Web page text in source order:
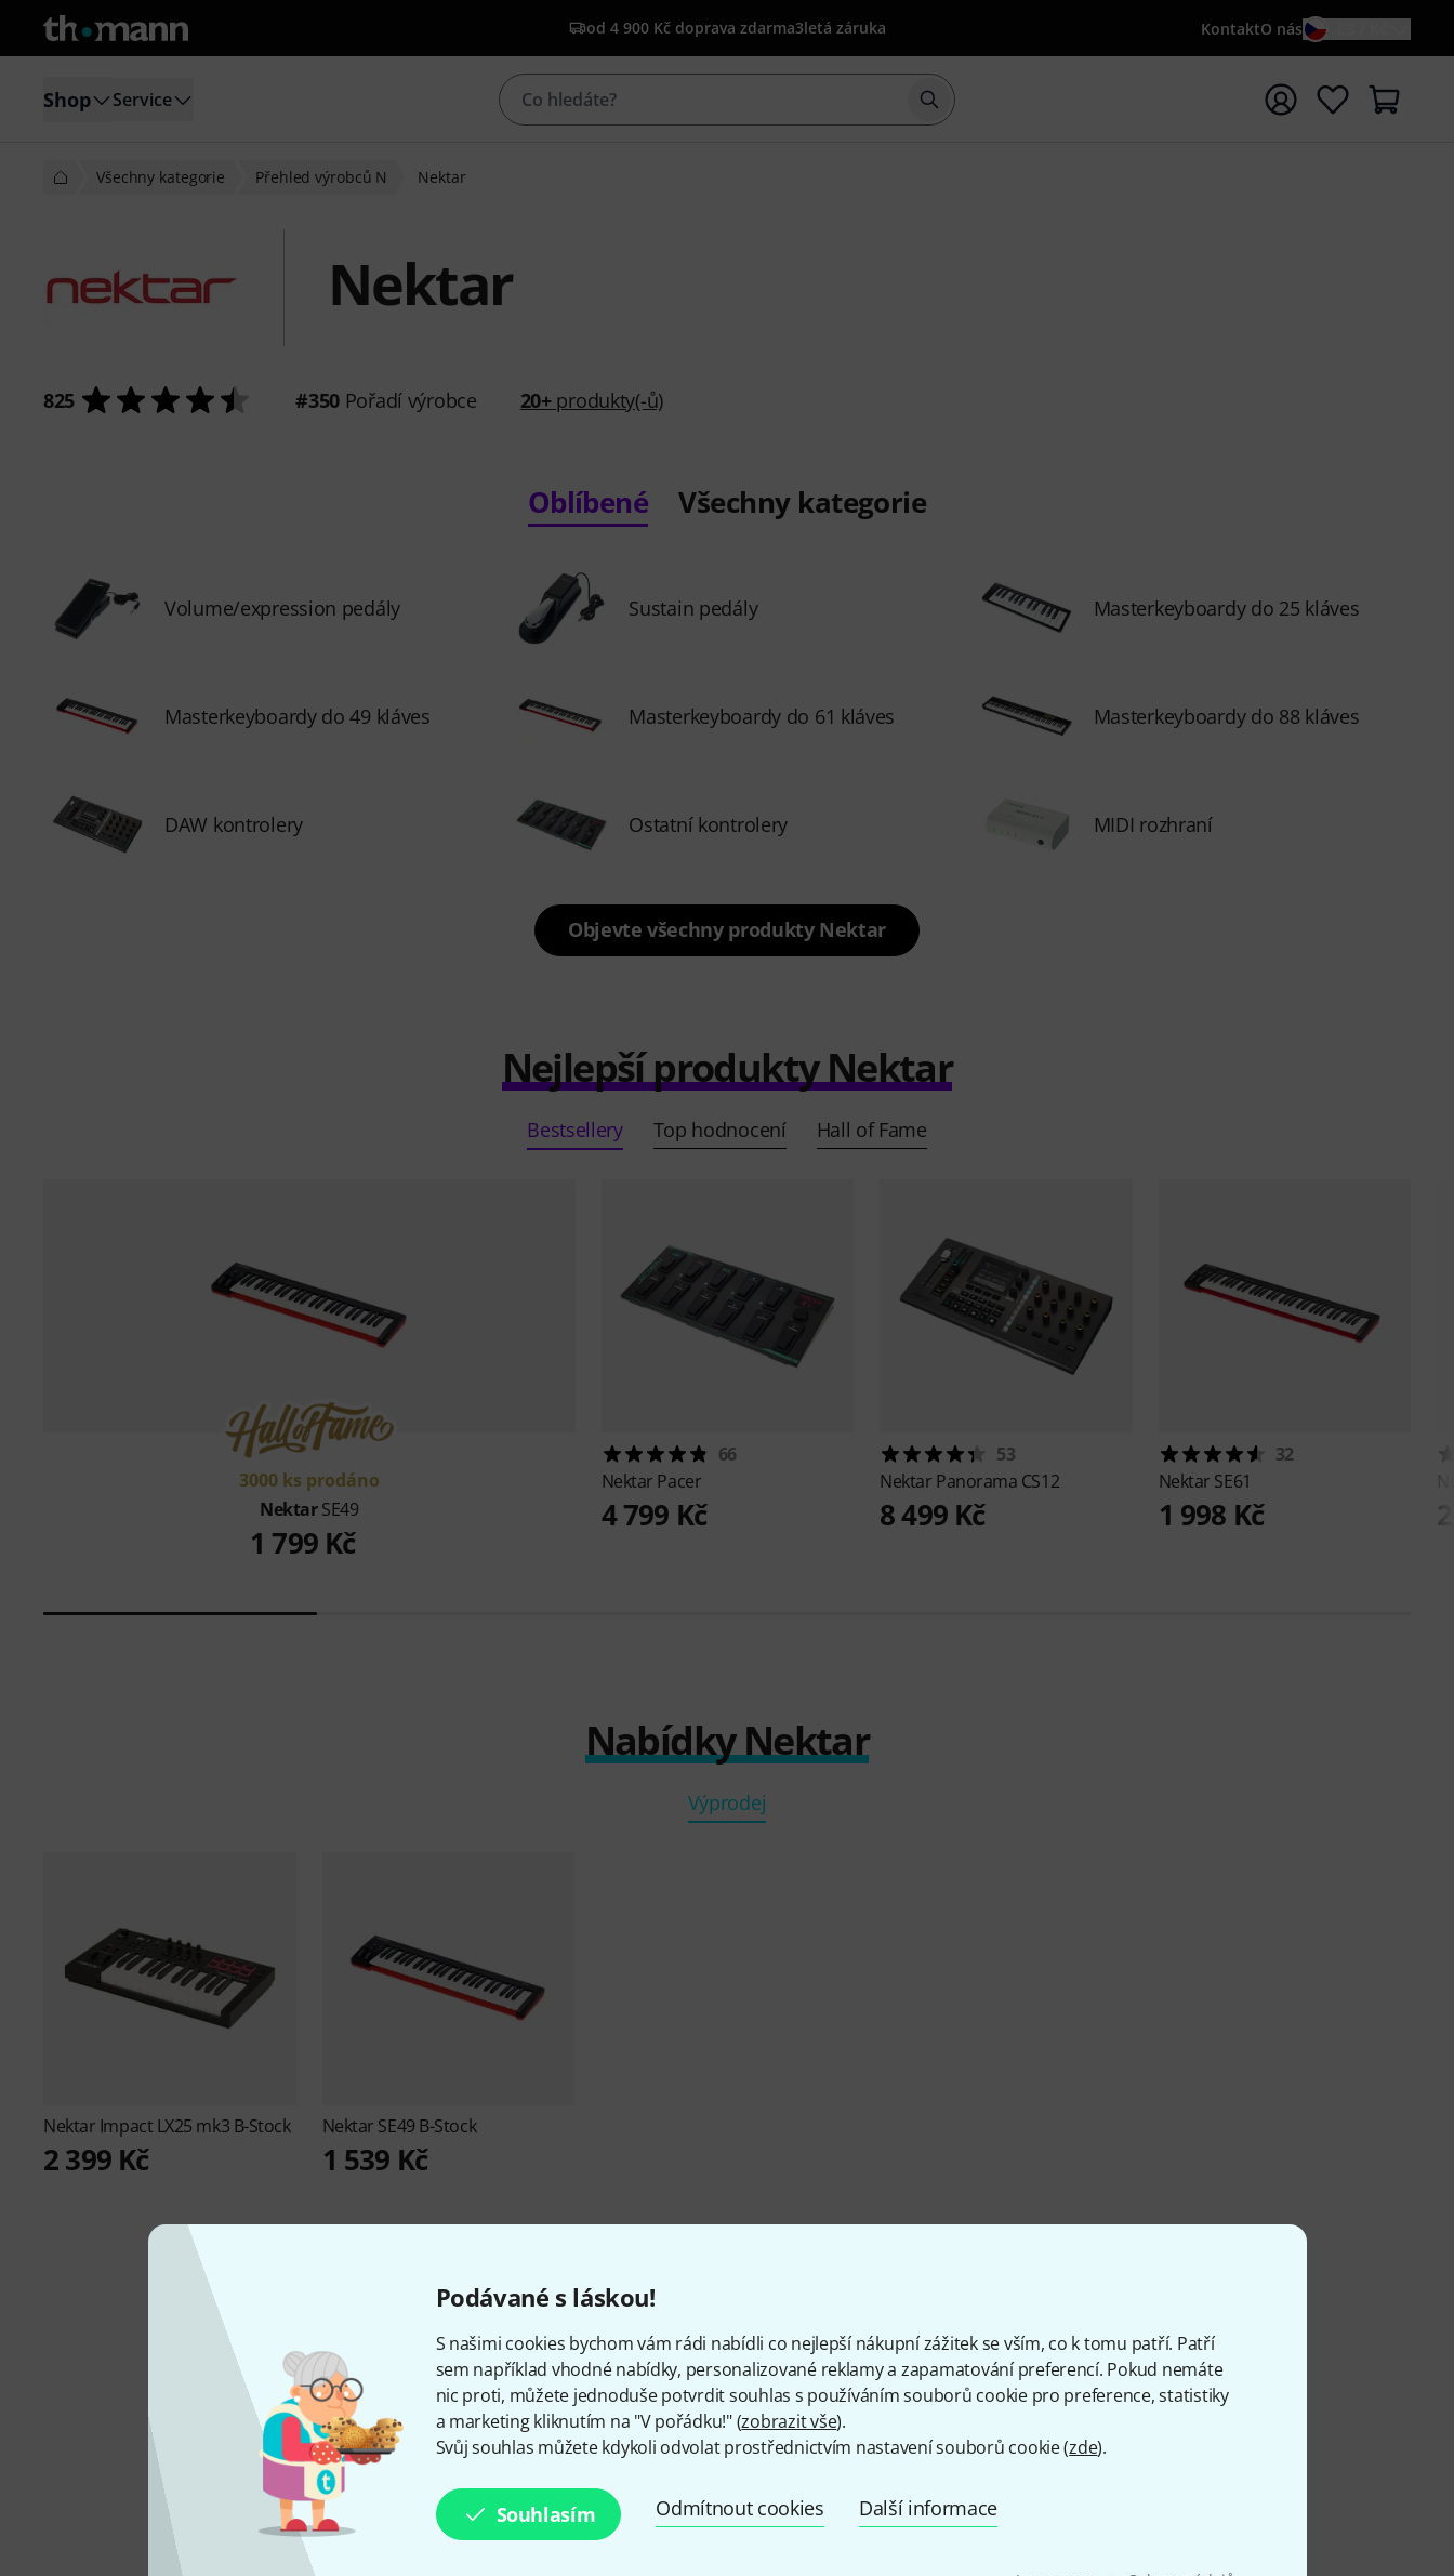
Podávané s láskou!
S našimi cookies bychom vám rádi nabídli co nejlepší nákupní zážitek se vším, co k tomu patří. Patří
sem například vhodné nabídky, personalizované reklamy a zapamatování preferencí. Pokud nemáte
nic proti, můžete jednoduše potvrdit souhlas s používáním souborů cookie pro preference, statistiky
a marketing kliknutím na "V pořádku!" (zobrazit vše).
Svůj souhlas můžete kdykoli odvolat prostřednictvím nastavení souborů cookie (zde).
Souhlasím Odmítnout cookies Další informace
od 4 900 Kč doprava zdarma3letá záruka KontaktO nás
Shop Service Začít vyhledávání s vyhledávaným výrazem {searchTerm}
Všechny kategorie Přehled výrobců N Nektar
Nektar
825 #350Pořadí výrobce 20+produkty(-ů)
Oblíbené Všechny kategorie
Volume/expression pedály Sustain pedály Masterkeyboardy do 25 kláves
Masterkeyboardy do 49 kláves Masterkeyboardy do 61 kláves Masterkeyboardy do 88 kláves
DAW kontrolery Ostatní kontrolery MIDI rozhraní
Objevte všechny produkty Nektar
Nejlepší produkty Nektar
Bestsellery Top hodnocení Hall of Fame
3000 ks prodáno
NektarSE49
1 799 Kč
66
Nektar Pacer
4 799 Kč
53
Nektar Panorama CS12
8 499 Kč
32
Nektar SE61
1 998 Kč
Nabídky Nektar
Výprodej
Nektar Impact LX25 mk3 B-Stock
2 399 Kč
Nektar SE49 B-Stock
1 539 Kč
Zajímavosti o Nektar
MÁME K DISPOZICI OD
2012 10+ 80.99% (1 rok)